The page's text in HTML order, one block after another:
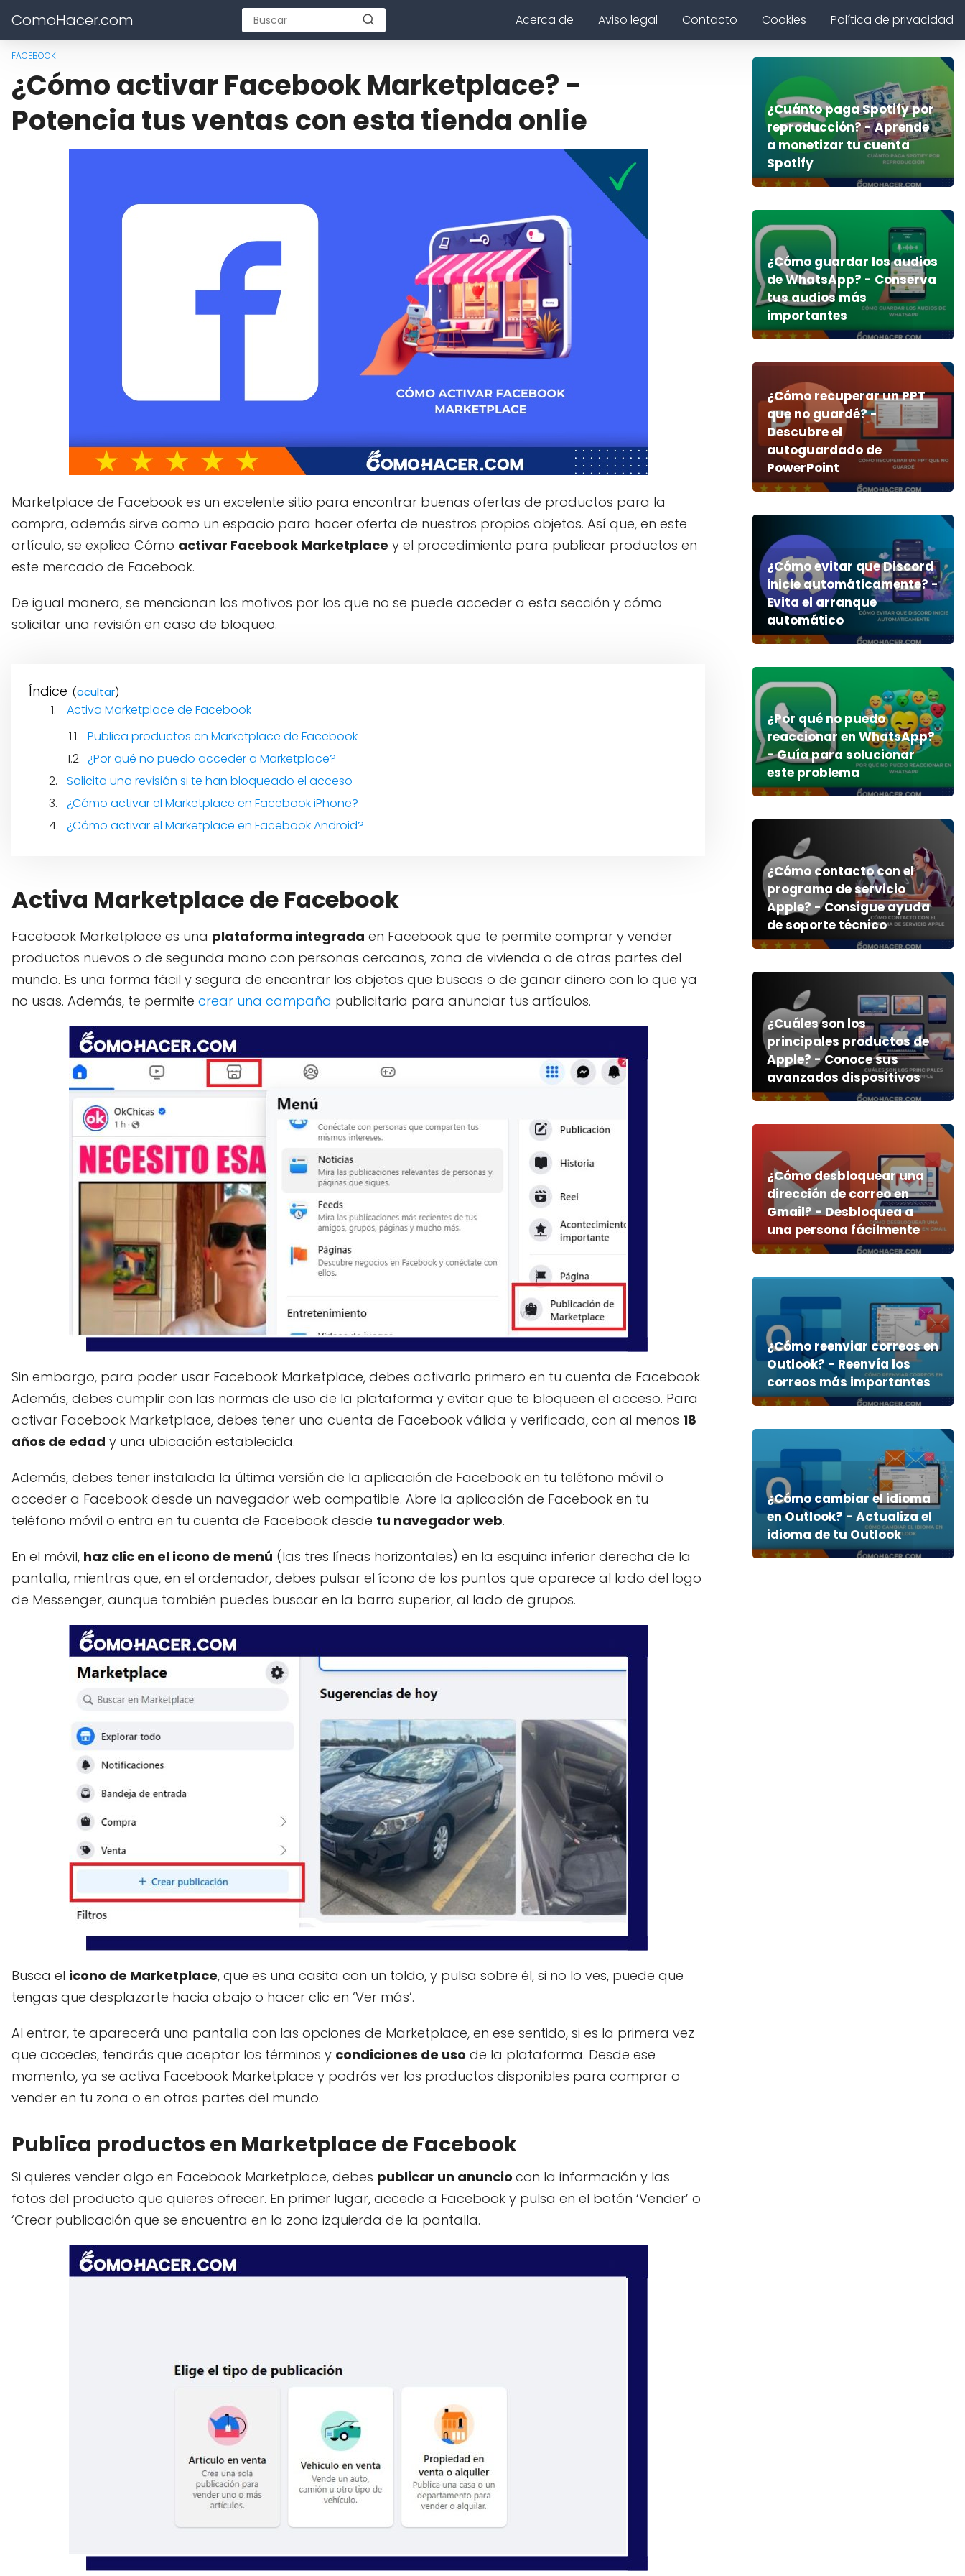
ComoHacer.com Acerca de Aviso legal Contacto Cookies Política de privacidad
FACEBOOK
¿Cómo activar Facebook Marketplace? -
Potencia tus ventas con esta tienda onlie
Marketplace de Facebook es un excelente sitio para encontrar buenas ofertas de productos para la
compra, además sirve como un espacio para hacer oferta de nuestros propios objetos. Así que, en este
artículo, se explica Cómo activar Facebook Marketplace y el procedimiento para publicar productos en
este mercado de Facebook.
De igual manera, se mencionan los motivos por los que no se puede acceder a esta sección y cómo
solicitar una revisión en caso de bloqueo.
Índice ( )
Activa Marketplace de Facebook
Publica productos en Marketplace de Facebook
¿Por qué no puedo acceder a Marketplace?
Solicita una revisión si te han bloqueado el acceso
¿Cómo activar el Marketplace en Facebook iPhone?
¿Cómo activar el Marketplace en Facebook Android?
Activa Marketplace de Facebook
Facebook Marketplace es una plataforma integrada en Facebook que te permite comprar y vender
productos nuevos o de segunda mano con personas cercanas, zona de vivienda o de otras partes del
mundo. Es una forma fácil y segura de encontrar los objetos que buscas o de ganar dinero con lo que ya
no usas. Además, te permite crear una campaña publicitaria para anunciar tus artículos.
Sin embargo, para poder usar Facebook Marketplace, debes activarlo primero en tu cuenta de Facebook.
Además, debes cumplir con las normas de uso de la plataforma y evitar que te bloqueen el acceso. Para
activar Facebook Marketplace, debes tener una cuenta de Facebook válida y verificada, con al menos 18
años de edad y una ubicación establecida.
Además, debes tener instalada la última versión de la aplicación de Facebook en tu teléfono móvil o
acceder a Facebook desde un navegador web compatible. Abre la aplicación de Facebook en tu
teléfono móvil o entra en tu cuenta de Facebook desde tu navegador web.
En el móvil, haz clic en el icono de menú (las tres líneas horizontales) en la esquina inferior derecha de la
pantalla, mientras que, en el ordenador, debes pulsar el ícono de los puntos que aparece al lado del logo
de Messenger, aunque también puedes buscar en la barra superior, al lado de grupos.
Busca el icono de Marketplace, que es una casita con un toldo, y pulsa sobre él, si no lo ves, puede que
tengas que desplazarte hacia abajo o hacer clic en ‘Ver más’.
Al entrar, te aparecerá una pantalla con las opciones de Marketplace, en ese sentido, si es la primera vez
que accedes, tendrás que aceptar los términos y condiciones de uso de la plataforma. Desde ese
momento, ya se activa Facebook Marketplace y podrás ver los productos disponibles para comprar o
vender en tu zona o en otras partes del mundo.
Publica productos en Marketplace de Facebook
Si quieres vender algo en Facebook Marketplace, debes publicar un anuncio con la información y las
fotos del producto que quieres ofrecer. En primer lugar, accede a Facebook y pulsa en el botón ‘Vender’ o
‘Crear publicación que se encuentra en la zona izquierda de la pantalla.
¿Cuánto paga Spotify por
reproducción? - Aprende
a monetizar tu cuenta
Spotify
¿Cómo guardar los audios
de WhatsApp? - Conserva
tus audios más
importantes
¿Cómo recuperar un PPT
que no guardé? -
Descubre el
autoguardado de
PowerPoint
¿Cómo evitar que Discord
inicie automáticamente? -
Evita el arranque
automático
¿Por qué no puedo
reaccionar en WhatsApp?
- Guía para solucionar
este problema
¿Cómo contacto con el
programa de servicio
Apple? - Consigue ayuda
de soporte técnico
¿Cuáles son los
principales productos de
Apple? - Conoce sus
avanzados dispositivos
¿Cómo desbloquear una
dirección de correo en
Gmail? - Desbloquea a
una persona fácilmente
¿Cómo reenviar correos en
Outlook? - Reenvía los
correos más importantes
¿Cómo cambiar el idioma
en Outlook? - Actualiza el
idioma de tu Outlook